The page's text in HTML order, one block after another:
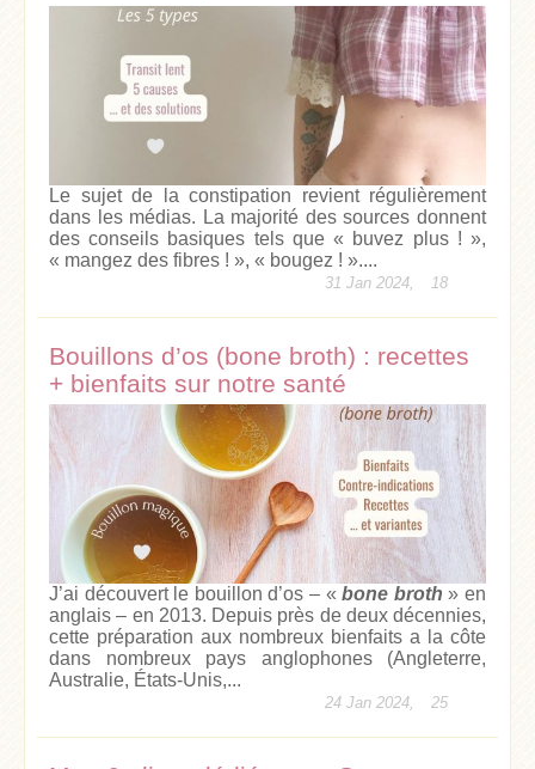
Le sujet de la constipation revient régulièrement
dans les médias. La majorité des sources donnent
des conseils basiques tels que « buvez plus ! »,
« mangez des fibres ! », « bougez ! »....
31 Jan 2024, 18
Bouillons d’os (bone broth) : recettes
+ bienfaits sur notre santé
J’ai découvert le bouillon d’os – «bone broth » en
anglais – en 2013. Depuis près de deux décennies,
cette préparation aux nombreux bienfaits a la côte
dans nombreux pays anglophones (Angleterre,
Australie, États-Unis,...
24 Jan 2024, 25